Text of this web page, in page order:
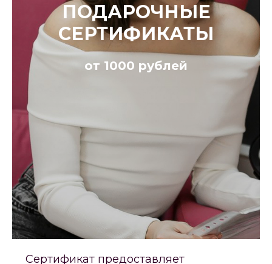
ПОДАРОЧНЫЕ
СЕРТИФИКАТЫ
от 1000 рублей
Сертификат предоставляет